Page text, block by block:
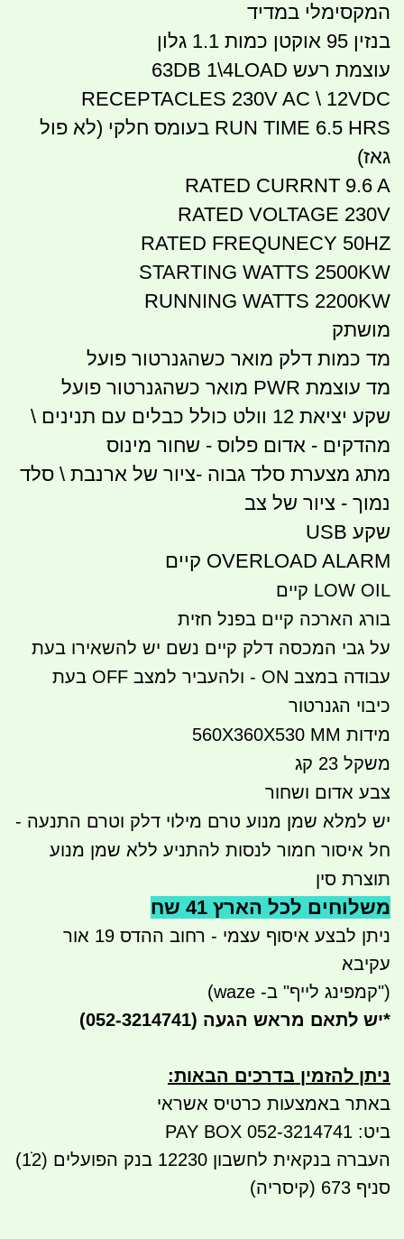
המקסימלי במדיד
בנזין 95 אוקטן כמות 1.1 גלון
עוצמת רעש 63DB 1\4LOAD
RECEPTACLES 230V AC \ 12VDC
RUN TIME 6.5 HRS בעומס חלקי (לא פול
גאז)
RATED CURRNT 9.6 A
RATED VOLTAGE 230V
RATED FREQUNECY 50HZ
STARTING WATTS 2500KW
RUNNING WATTS 2200KW
מושתק
מד כמות דלק מואר כשהגנרטור פועל
מד עוצמת PWR מואר כשהגנרטור פועל
שקע יציאת 12 וולט כולל כבלים עם תנינים \
מהדקים - אדום פלוס - שחור מינוס
מתג מצערת סלד גבוה -ציור של ארנבת \ סלד
נמוך - ציור של צב
שקע USB
OVERLOAD ALARM קיים
LOW OIL קיים
בורג הארכה קיים בפנל חזית
על גבי המכסה דלק קיים נשם יש להשאירו בעת
עבודה במצב ON - ולהעביר למצב OFF בעת
כיבוי הגנרטור
מידות 560X360X530 MM
משקל 23 קג
צבע אדום ושחור
יש למלא שמן מנוע טרם מילוי דלק וטרם התנעה -
חל איסור חמור לנסות להתניע ללא שמן מנוע
תוצרת סין
משלוחים לכל הארץ 41 שח
ניתן לבצע איסוף עצמי - רחוב ההדס 19 אור
עקיבא
("קמפינג לייף" ב- waze)
*יש לתאם מראש הגעה (052-3214741)
ניתן להזמין בדרכים הבאות:
באתר באמצעות כרטיס אשראי
ביט: 052-3214741 PAY BOX
העברה בנקאית לחשבון 12230 בנק הפועלים (12ׂׂ)
סניף 673 (קיסריה)